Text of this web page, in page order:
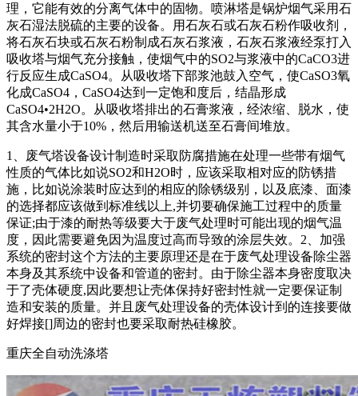
理，它能有效的分离气体中的固物。喷淋塔是锅炉烟气采用石
灰石湿法脱硫的主要的设备。用石灰石或石灰石粉作吸收剂，
将石灰石块或石灰石粉制成石灰石浆液，石灰石浆液经泵打入
吸收塔与烟气充分接触，使烟气中的SO2与浆液中的CaCO3进
行反应生成CaSO4。从吸收塔下部浆池鼓入空气，使CaSO3氧
化成CaSO4，CaSO4达到一定饱和度后，结晶形成
CaSO4•2H2O。从吸收塔排出的石膏浆液，经浓缩、脱水，使
其含水量小于10%，然后用输送机送至石膏间堆放。
1、废气塔设备设计制造时采取防腐措施在处理一些带有烟气
性质的气体比如说SO2和H2O时，应该采取相对应的防锈措
施，比如说涂装时应达到的相应的除锈级别，以及底漆、面漆
的选择都应该做到标准线以上,并切要确保施工过程中的质量
保证;由于漆的耐热等级要大于废气处理时可能出现的烟气温
度，因此需要避免因为温度过高而导致的涂层失效。2、加强
系统的密封这个方法的主要原理还是在于废气处理设备除尘器
本身及其系统中设备和管道的密封。由于除尘器本身密度取决
于了壳体硬度,因此要想让壳体保持好密封性就一定要保证制
造和安装的质量。并且废气处理设备的壳体设计到的连接要做
好焊接[]周边的密封也要采取耐热硅橡胶。
重庆全自动洗涤塔